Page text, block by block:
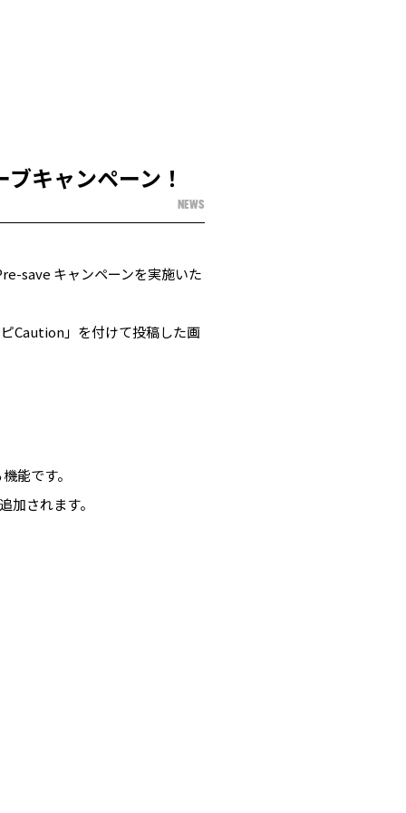
キャンペーン！
NEWS
save キャンペーンを実施いた
Caution」を付けて投稿した画
能です。
されます。